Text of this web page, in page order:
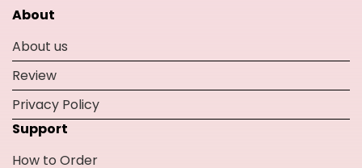
About
About us
Review
Privacy Policy
Support
How to Order